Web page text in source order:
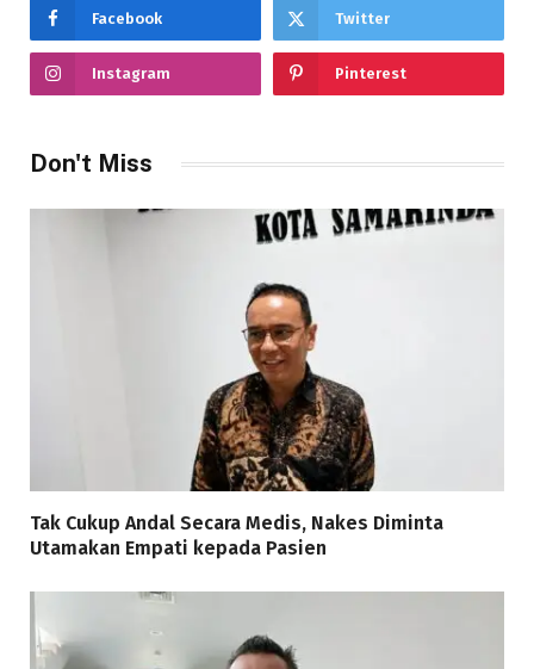
Facebook Twitter
Instagram Pinterest
Don't Miss
Tak Cukup Andal Secara Medis, Nakes Diminta
Utamakan Empati kepada Pasien